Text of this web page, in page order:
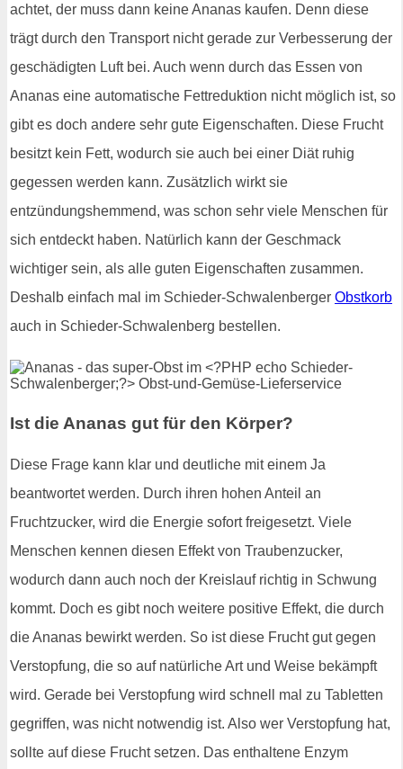
achtet, der muss dann keine Ananas kaufen. Denn diese
trägt durch den Transport nicht gerade zur Verbesserung der
geschädigten Luft bei. Auch wenn durch das Essen von
Ananas eine automatische Fettreduktion nicht möglich ist, so
gibt es doch andere sehr gute Eigenschaften. Diese Frucht
besitzt kein Fett, wodurch sie auch bei einer Diät ruhig
gegessen werden kann. Zusätzlich wirkt sie
entzündungshemmend, was schon sehr viele Menschen für
sich entdeckt haben. Natürlich kann der Geschmack
wichtiger sein, als alle guten Eigenschaften zusammen.
Deshalb einfach mal im Schieder-Schwalenberger Obstkorb
auch in Schieder-Schwalenberg bestellen.
Ist die Ananas gut für den Körper?
Diese Frage kann klar und deutliche mit einem Ja
beantwortet werden. Durch ihren hohen Anteil an
Fruchtzucker, wird die Energie sofort freigesetzt. Viele
Menschen kennen diesen Effekt von Traubenzucker,
wodurch dann auch noch der Kreislauf richtig in Schwung
kommt. Doch es gibt noch weitere positive Effekt, die durch
die Ananas bewirkt werden. So ist diese Frucht gut gegen
Verstopfung, die so auf natürliche Art und Weise bekämpft
wird. Gerade bei Verstopfung wird schnell mal zu Tabletten
gegriffen, was nicht notwendig ist. Also wer Verstopfung hat,
sollte auf diese Frucht setzen. Das enthaltene Enzym